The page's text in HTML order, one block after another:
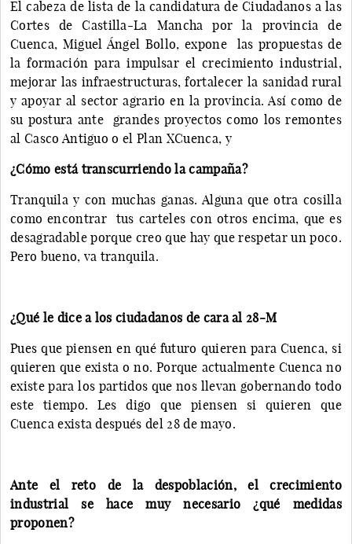
El cabeza de lista de la candidatura de Ciudadanos a las
Cortes de Castilla-La Mancha por la provincia de
Cuenca, Miguel Ángel Bollo, expone las propuestas de
la formación para impulsar el crecimiento industrial,
mejorar las infraestructuras, fortalecer la sanidad rural
y apoyar al sector agrario en la provincia. Así como de
su postura ante grandes proyectos como los remontes
al Casco Antiguo o el Plan XCuenca, y
¿Cómo está transcurriendo la campaña?
Tranquila y con muchas ganas. Alguna que otra cosilla
como encontrar tus carteles con otros encima, que es
desagradable porque creo que hay que respetar un poco.
Pero bueno, va tranquila.
¿Qué le dice a los ciudadanos de cara al 28-M
Pues que piensen en qué futuro quieren para Cuenca, si
quieren que exista o no. Porque actualmente Cuenca no
existe para los partidos que nos llevan gobernando todo
este tiempo. Les digo que piensen si quieren que
Cuenca exista después del 28 de mayo.
Ante el reto de la despoblación, el crecimiento
industrial se hace muy necesario ¿qué medidas
proponen?